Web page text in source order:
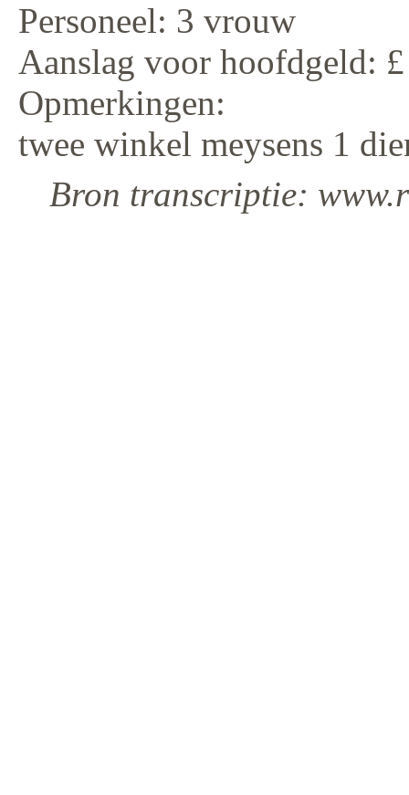
Personeel: 3 vrouw
Aanslag voor hoofdgeld:
Opmerkingen:
twee winkel meysens 1
Bron transcriptie: